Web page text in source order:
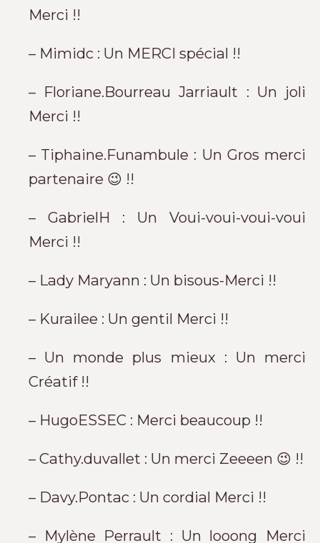
Merci !!
– Mimidc : Un MERCI spécial !!
– Floriane.Bourreau Jarriault : Un joli
Merci !!
– Tiphaine.Funambule : Un Gros merci
partenaire 😉 !!
– GabrielH : Un Voui-voui-voui-voui
Merci !!
– Lady Maryann : Un bisous-Merci !!
– Kurailee : Un gentil Merci !!
– Un monde plus mieux : Un merci
Créatif !!
– HugoESSEC : Merci beaucoup !!
– Cathy.duvallet : Un merci Zeeeen 😉 !!
– Davy.Pontac : Un cordial Merci !!
– Mylène Perrault : Un looong Merci